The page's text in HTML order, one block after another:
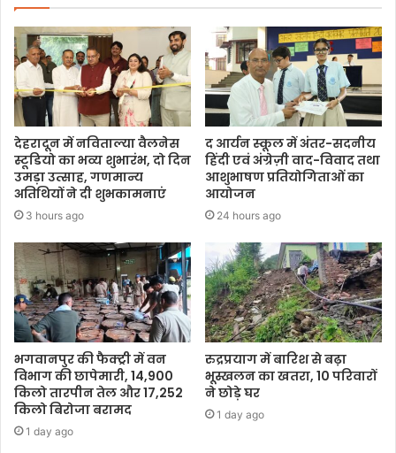
देहरादून में नविताल्या वैलनेस
स्टूडियो का भव्य शुभारंभ, दो दिन
उमड़ा उत्साह, गणमान्य
अतिथियों ने दी शुभकामनाएं
3 hours ago
द आर्यन स्कूल में अंतर-सदनीय
हिंदी एवं अंग्रेज़ी वाद-विवाद तथा
आशुभाषण प्रतियोगिताओं का
आयोजन
24 hours ago
भगवानपुर की फैक्ट्री में वन
विभाग की छापेमारी, 14,900
किलो तारपीन तेल और 17,252
किलो बिरोजा बरामद
1 day ago
रुद्रप्रयाग में बारिश से बढ़ा
भूस्खलन का खतरा, 10 परिवारों
ने छोड़े घर
1 day ago